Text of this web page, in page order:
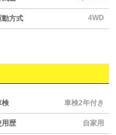
動方式 4WD
検 車検2年付き
用歴 自家用